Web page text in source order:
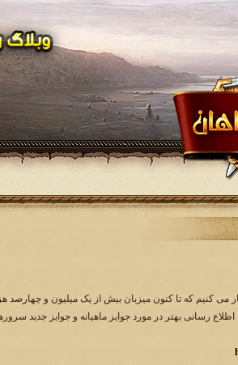
کنیم که تا کنون میزبان بیش از یک میلیون و چهارصد
رسانی بهتر در مورد جوایز ماهیانه و جوایز جدید